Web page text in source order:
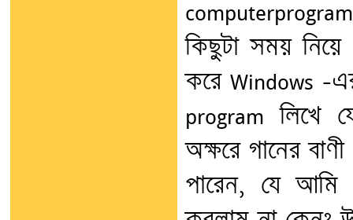
কিছুটা সময়
করে Windows
program লিখে
অক্ষরে গানের
পারেন, যে আমি